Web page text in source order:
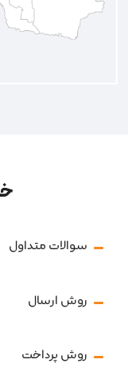
سوالات متداول
روش ارسال
روش پرداخت